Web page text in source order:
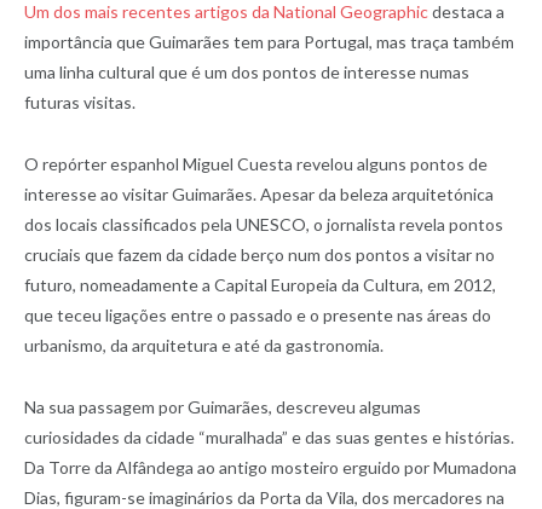
Um dos mais recentes artigos da National Geographicdestaca a
importância que Guimarães tem para Portugal, mas traça também
uma linha cultural que é um dos pontos de interesse numas
futuras visitas.
O repórter espanhol Miguel Cuesta revelou alguns pontos de
interesse ao visitar Guimarães. Apesar da beleza arquitetónica
dos locais classificados pela UNESCO, o jornalista revela pontos
cruciais que fazem da cidade berço num dos pontos a visitar no
futuro, nomeadamente a Capital Europeia da Cultura, em 2012,
que teceu ligações entre o passado e o presente nas áreas do
urbanismo, da arquitetura e até da gastronomia.
Na sua passagem por Guimarães, descreveu algumas
curiosidades da cidade “muralhada” e das suas gentes e histórias.
Da Torre da Alfândega ao antigo mosteiro erguido por Mumadona
Dias, figuram-se imaginários da Porta da Vila, dos mercadores na